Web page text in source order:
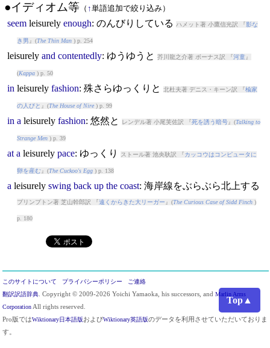
Top▲
●イディオム等（ ↑単語追加で絞り込み）
seem leisurely enough: のんびりしている ハメット著 小鷹信光訳 『影な
き男 』(The Thin Man) p. 254
leisurely and contentedly: ゆうゆうと 芥川龍之介著 ボーナス訳 『河童』
(Kappa) p. 50
in leisurely fashion: 殊さらゆっくりと 北杜夫著 デニス・キーン訳 『楡家
の人びと 』(The House of Nire) p. 99
in a leisurely fashion: 悠然と レンデル著 小尾芙佐訳 『死を誘う暗号』(Talking to
Strange Men) p. 39
at a leisurely pace: ゆっくり ストール著 池央耿訳 『 カッコウはコンピュータに
卵を産む』(The Cuckoo's Egg) p. 138
a leisurely swing back up the coast: 海岸線をぶらぶら北上する
プリンプトン著 芝山幹郎訳 『遠くからきた大リーガー 』(The Curious Case of Sidd Finch)
p. 180
このサイトについて プライバシーポリシー
ご連絡
翻訳訳語辞典 . Copyright © 2009-2026 Yoichi Yamaoka, his successors, and Marlin Arms
Corporation All rights reserved.
Pro版ではWiktionary日本語版およびWiktionary英語版のデータを利用させていただいておりま
す。